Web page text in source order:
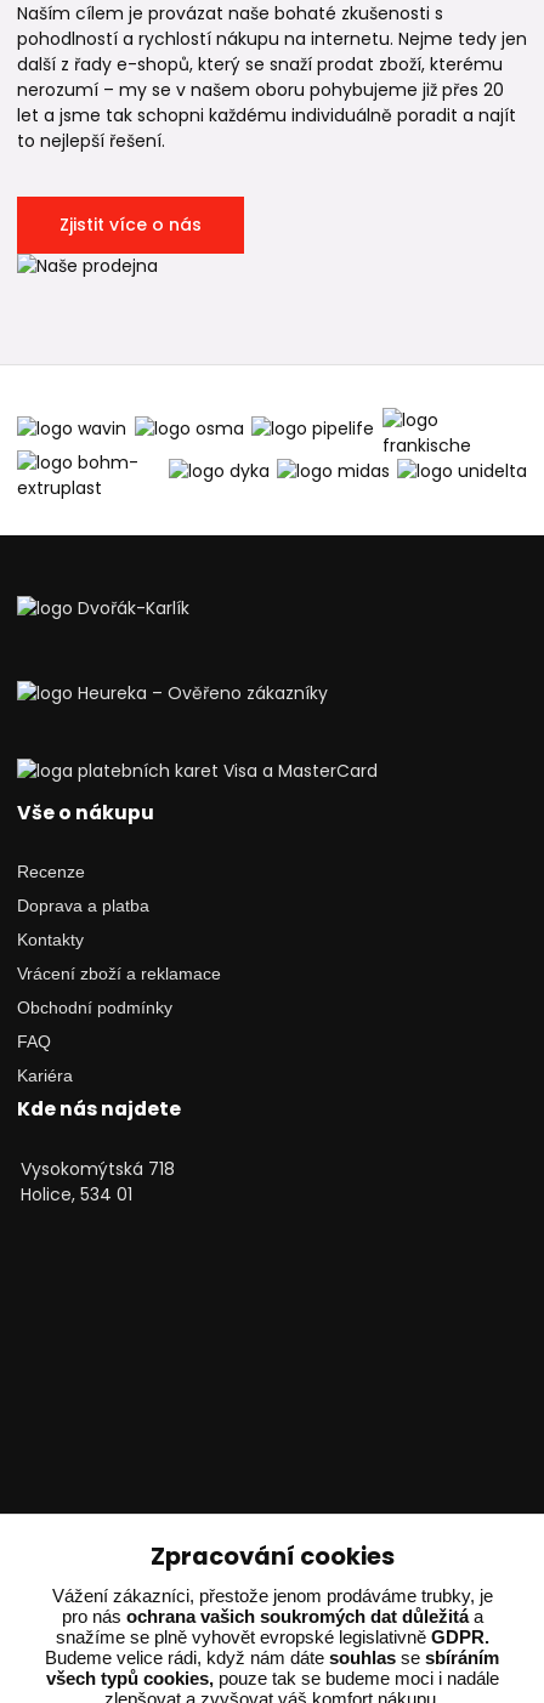
Naším cílem je provázat naše bohaté zkušenosti s
pohodlností a rychlostí nákupu na internetu. Nejme tedy jen
další z řady e-shopů, který se snaží prodat zboží, kterému
nerozumí – my se v našem oboru pohybujeme již přes 20
let a jsme tak schopni každému individuálně poradit a najít
to nejlepší řešení.
Zjistit více o nás
Vše o nákupu
Recenze
Doprava a platba
Kontakty
Vrácení zboží a reklamace
Obchodní podmínky
FAQ
Kariéra
Kde nás najdete
Vysokomýtská 718
Holice, 534 01
Ing. Adam Dvořák
+420 602 234 254
(Po-Pá 8:00 - 15:00)
potrebujiporadit@dvorak-karlik.cz
Zpracování cookies
Vážení zákazníci, přestože jenom prodáváme trubky, je
pro nás ochrana vašich soukromých dat důležitáa
snažíme se plně vyhovět evropské legislativně GDPR.
Budeme velice rádi, když nám dáte souhlas se sbíráním
všech typů cookies,pouze tak se budeme moci i nadále
zlepšovat a zvyšovat váš komfort nákupu.